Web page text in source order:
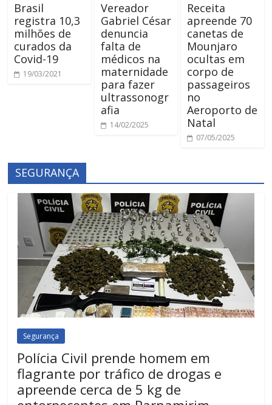
Brasil
registra 10,3
milhões de
curados da
Covid-19
19/03/2021
Vereador
Gabriel César
denuncia
falta de
médicos na
maternidade
para fazer
ultrassonogr
afia
14/02/2025
Receita
apreende 70
canetas de
Mounjaro
ocultas em
corpo de
passageiros
no
Aeroporto de
Natal
07/05/2025
SEGURANÇA
Segurança
Polícia Civil prende homem em
flagrante por tráfico de drogas e
apreende cerca de 5 kg de